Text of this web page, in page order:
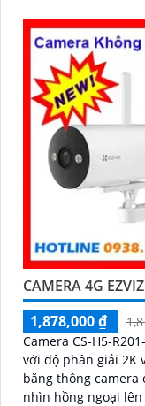
CAMERA 4G
1,878,000 ₫
Camera CS-H5-
với độ phân giải 2K
băng thông camera
nhìn hồng ngoại